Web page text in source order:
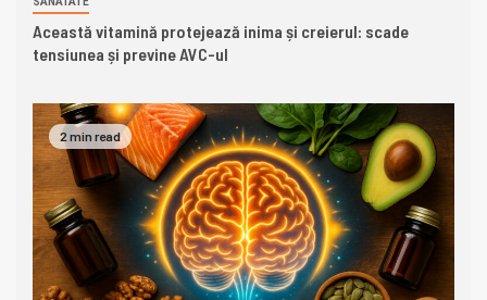
Această vitamină protejează inima și creierul: scade
tensiunea și previne AVC-ul
2 min read